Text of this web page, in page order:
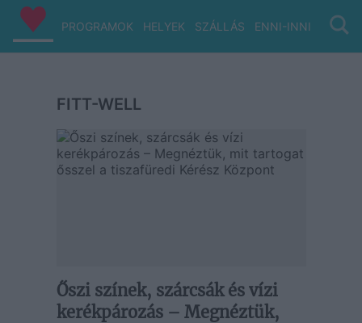
PROGRAMOK HELYEK SZÁLLÁS ENNI-INNI VIZ/
FITT-WELL
Őszi színek, szárcsák és vízi
kerékpározás – Megnéztük,